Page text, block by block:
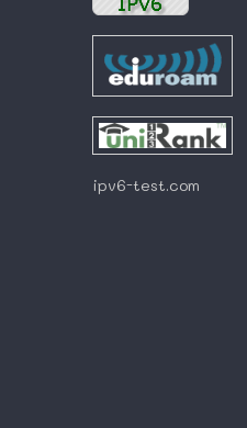
ipv6-test.com